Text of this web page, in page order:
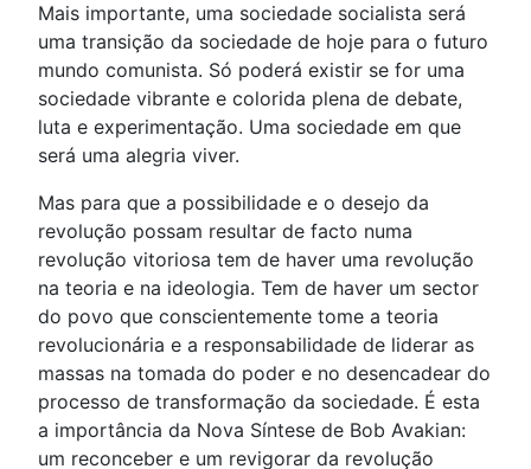
Mais importante, uma sociedade socialista será
uma transição da sociedade de hoje para o futuro
mundo comunista. Só poderá existir se for uma
sociedade vibrante e colorida plena de debate,
luta e experimentação. Uma sociedade em que
será uma alegria viver.
Mas para que a possibilidade e o desejo da
revolução possam resultar de facto numa
revolução vitoriosa tem de haver uma revolução
na teoria e na ideologia. Tem de haver um sector
do povo que conscientemente tome a teoria
revolucionária e a responsabilidade de liderar as
massas na tomada do poder e no desencadear do
processo de transformação da sociedade. É esta
a importância da Nova Síntese de Bob Avakian:
um reconceber e um revigorar da revolução